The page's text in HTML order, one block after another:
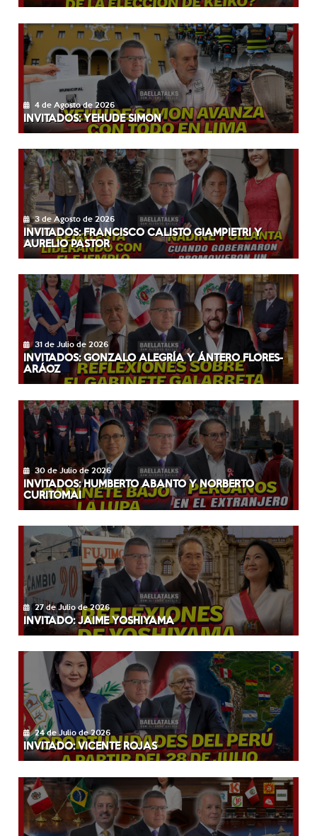
4 de Agosto de 2026
INVITADOS: YEHUDE SIMON
3 de Agosto de 2026
INVITADOS: FRANCISCO CALISTO GIAMPIETRI Y
AURELIO PASTOR
31 de Julio de 2026
INVITADOS: GONZALO ALEGRÍA Y ÁNTERO FLORES-
ARÁOZ
30 de Julio de 2026
INVITADOS: HUMBERTO ABANTO Y NORBERTO
CURITOMAI
27 de Julio de 2026
INVITADO: JAIME YOSHIYAMA
24 de Julio de 2026
INVITADO: VICENTE ROJAS